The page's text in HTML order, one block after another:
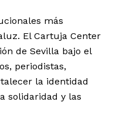
más
El Cartuja Center
de Sevilla bajo el
periodistas,
la identidad
solidaridad y las